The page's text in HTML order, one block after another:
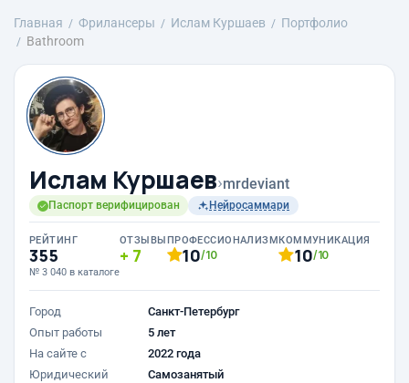
Главная Фрилансеры Ислам Куршаев
Портфолио
Bathroom
Ислам Куршаев›mrdeviant
Паспорт верифицирован Нейросаммари
РЕЙТИНГ
355
№ 3 040 в каталоге
ОТЗЫВЫ
7
ПРОФЕССИОНАЛИЗМ
10/10
КОММУНИКАЦИЯ
10/10
Город
Санкт-Петербург
Опыт работы
5 лет
На сайте с
2022 года
Юридический
Самозанятый